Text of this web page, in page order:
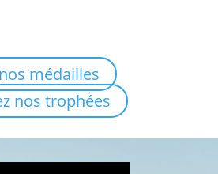
médailles
nos trophées